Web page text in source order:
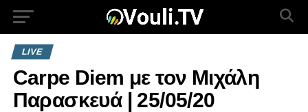
LIVE
Carpe Diem με τον Μιχάλη
Παρασκευά | 25/05/20